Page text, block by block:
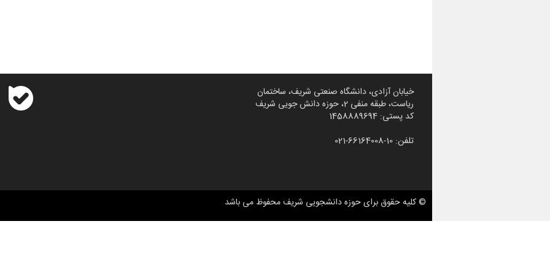
خیابان آزادی، دانشگاه صنعتی شریف، ساختمان
ریاست، طبقه منفی 2، حوزه دانش جویی شریف
کد پستی: 1458889694
تلفن: 10-66164008-021
© کلیه حقوق برای حوزه دانشجویی شریف محفوظ می باشد